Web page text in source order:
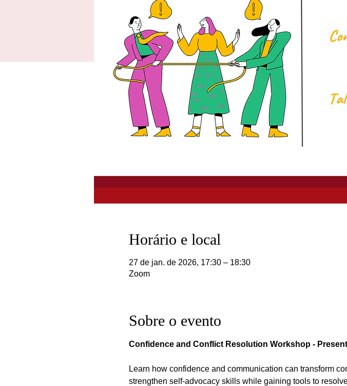
Horário e local
27 de jan. de 2026, 17:30 – 18:30
Zoom
Sobre o evento
Confidence and Conflict Resolution Workshop -
Learn how confidence and communication can transform
strengthen self-advocacy skills while gaining tools to